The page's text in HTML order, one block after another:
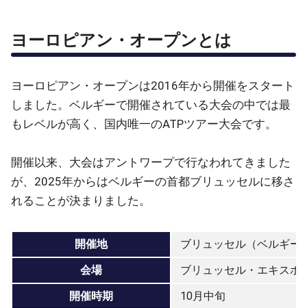
ヨーロピアン・オープンとは
ヨーロピアン・オープンは2016年から開催をスタート
しました。ベルギーで開催されている大会の中では最
もレベルが高く、国内唯一のATPツアー大会です。
開催以来、大会はアントワープで行なわれてきました
が、2025年からはベルギーの首都ブリュッセルに移さ
れることが決まりました。
開催地
ブリュッセル（ベルギー
会場
ブリュッセル・エキスポ
開催時期
10月中旬